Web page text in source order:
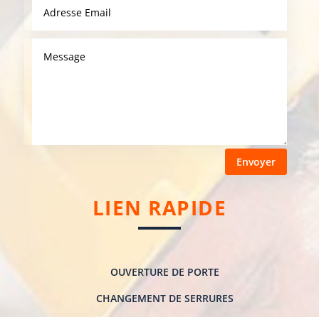
Envoyer
LIEN RAPIDE
OUVERTURE DE PORTE
CHANGEMENT DE SERRURES